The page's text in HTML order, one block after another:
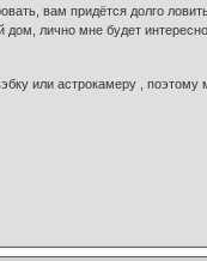
вам придётся долго
лично мне будет
или астрокамеру ,